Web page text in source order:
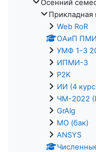
Осенний
Прикладная
Web RoR
ОАиП
УМФ 1-3
ИПМИ-3
P2K
ИИ (4
ЧМ-2022
GrAlg
МО (бак)
ANSYS